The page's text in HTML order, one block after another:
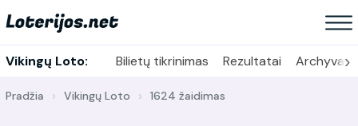
Vikingų Loto: Bilietų tikrinimas Rezultatai Archyvas
›
Pradžia Vikingų Loto 1624 žaidimas